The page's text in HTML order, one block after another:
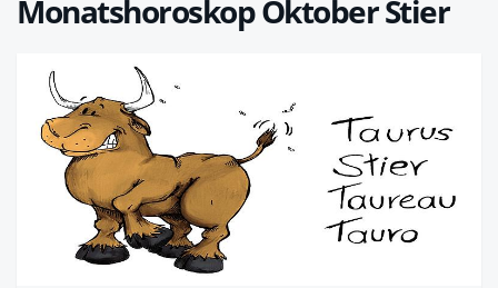
Monatshoroskop Oktober Stier